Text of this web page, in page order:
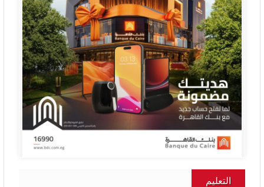
التعليم